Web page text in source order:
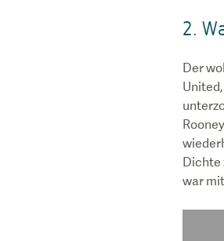
2.
Der
Dichte
war